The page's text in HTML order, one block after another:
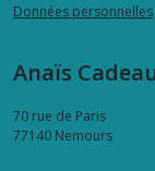
Données personnelles
Anaïs
70 rue de Paris
77140 Nemours